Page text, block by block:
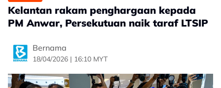
Kelantan rakam penghargaan kepada
PM Anwar, Persekutuan naik taraf LTSIP
Bernama
18/04/2026 | 16:10 MYT